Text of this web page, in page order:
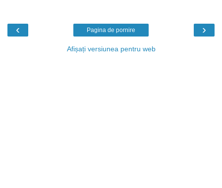
‹ ›
Pagina de pornire
Afișați versiunea pentru web